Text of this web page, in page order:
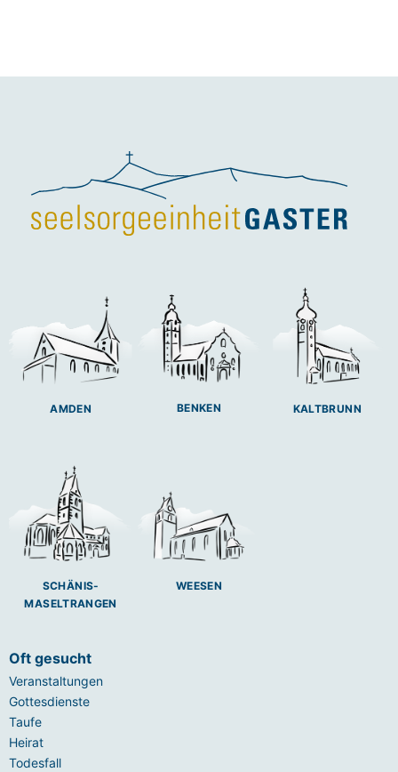
AMDEN BENKEN KALTBRUNN
SCHÄNIS-
MASELTRANGEN
WEESEN
Oft gesucht
Veranstaltungen
Gottesdienste
Taufe
Heirat
Todesfall